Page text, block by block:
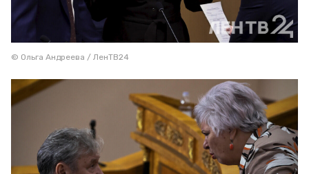
© Ольга Андреева / ЛенТВ24